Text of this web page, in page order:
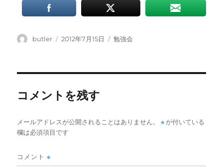
投
butler
投
2012年7月15日
カ
勉強会
コメントを残す
メールアドレスが公開されることはありません。 ※ が付いている
欄は必須項目です
コメント※